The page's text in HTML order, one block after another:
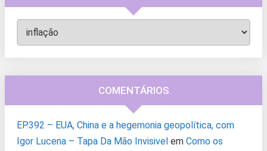
Categorias
COMENTÁRIOS
EP.392 – EUA, China e a hegemonia geopolítica, com
Igor Lucena – Tapa Da Mão Invisivel em Como os